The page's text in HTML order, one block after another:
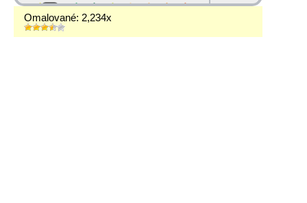
Omalované: 2,234x